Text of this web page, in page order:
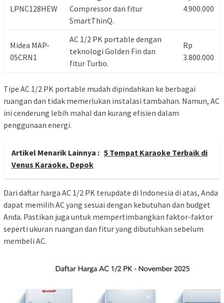
LPNC128HEW
Compressor dan fitur
SmartThinQ.
4.900.000
Midea MAP-
05CRN1
AC 1/2 PK portable dengan
teknologi Golden Fin dan
fitur Turbo.
Rp
3.800.000
Tipe AC 1/2 PK portable mudah dipindahkan ke berbagai
ruangan dan tidak memerlukan instalasi tambahan. Namun, AC
ini cenderung lebih mahal dan kurang efisien dalam
penggunaan energi.
Artikel Menarik Lainnya : 5 Tempat Karaoke Terbaik di
Venus Karaoke, Depok
Dari daftar harga AC 1/2 PK terupdate di Indonesia di atas, Anda
dapat memilih AC yang sesuai dengan kebutuhan dan budget
Anda. Pastikan juga untuk mempertimbangkan faktor-faktor
seperti ukuran ruangan dan fitur yang dibutuhkan sebelum
membeli AC.